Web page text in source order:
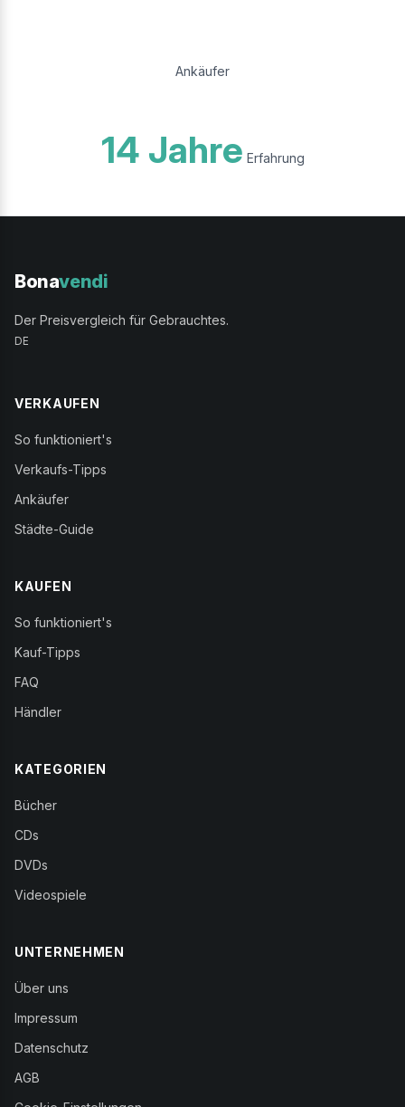
Ankäufer
14 Jahre Erfahrung
Bonavendi
Der Preisvergleich für Gebrauchtes.
DE
VERKAUFEN
So funktioniert's
Verkaufs-Tipps
Ankäufer
Städte-Guide
KAUFEN
So funktioniert's
Kauf-Tipps
FAQ
Händler
KATEGORIEN
Bücher
CDs
DVDs
Videospiele
UNTERNEHMEN
Über uns
Impressum
Datenschutz
AGB